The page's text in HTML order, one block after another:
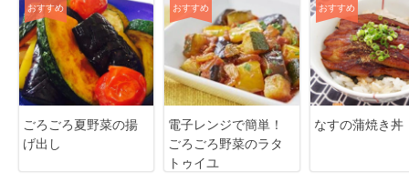
おすすめ
ごろごろ夏野菜の揚
げ出し
おすすめ
電子レンジで簡単！
ごろごろ野菜のラタ
トゥイユ
おすすめ
なすの蒲焼き丼